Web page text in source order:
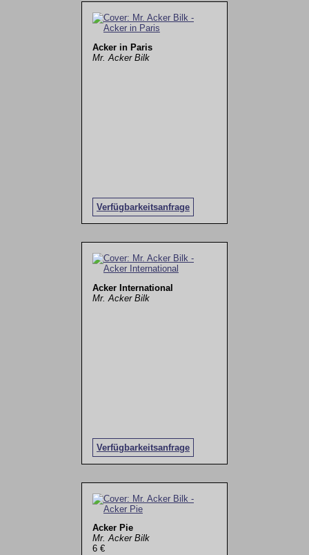
Acker in Paris
Mr. Acker Bilk
Verfügbarkeitsanfrage
Acker International
Mr. Acker Bilk
Verfügbarkeitsanfrage
Acker Pie
Mr. Acker Bilk
6 €